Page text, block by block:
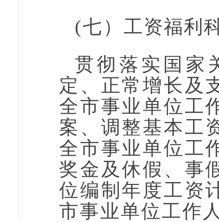
(七 ） 工资福利
贯彻落实国家
定、正常增长及
全市事业单位工
案、调整基本工
全市事业单位工
奖金及休假、事
位编制年度工资
市事业单位工作